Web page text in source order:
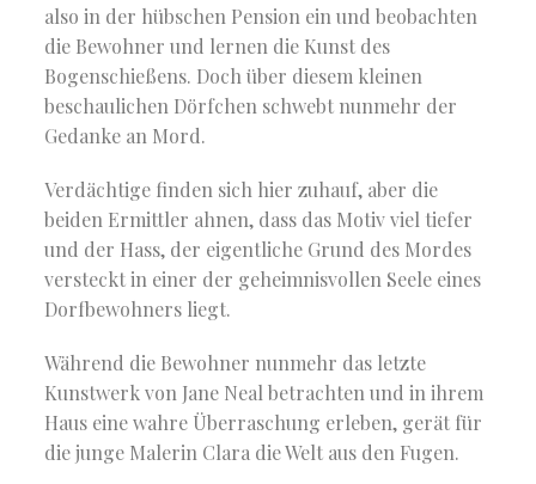
also in der hübschen Pension ein und beobachten
die Bewohner und lernen die Kunst des
Bogenschießens. Doch über diesem kleinen
beschaulichen Dörfchen schwebt nunmehr der
Gedanke an Mord.
Verdächtige finden sich hier zuhauf, aber die
beiden Ermittler ahnen, dass das Motiv viel tiefer
und der Hass, der eigentliche Grund des Mordes
versteckt in einer der geheimnisvollen Seele eines
Dorfbewohners liegt.
Während die Bewohner nunmehr das letzte
Kunstwerk von Jane Neal betrachten und in ihrem
Haus eine wahre Überraschung erleben, gerät für
die junge Malerin Clara die Welt aus den Fugen.